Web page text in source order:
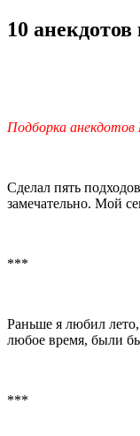
10 анекдотов
Подборка
Сделал пять
замечательно. Мой
***
Раньше я любил
любое время, были
***